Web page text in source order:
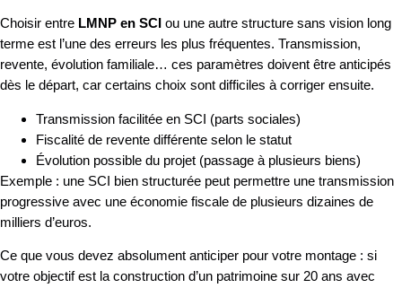
Choisir entre LMNP en SCI ou une autre structure sans vision long
terme est l’une des erreurs les plus fréquentes. Transmission,
revente, évolution familiale… ces paramètres doivent être anticipés
dès le départ, car certains choix sont difficiles à corriger ensuite.
Transmission facilitée en SCI (parts sociales)
Fiscalité de revente différente selon le statut
Évolution possible du projet (passage à plusieurs biens)
Exemple : une SCI bien structurée peut permettre une transmission
progressive avec une économie fiscale de plusieurs dizaines de
milliers d’euros.
Ce que vous devez absolument anticiper pour votre montage : si
votre objectif est la construction d’un patrimoine sur 20 ans avec